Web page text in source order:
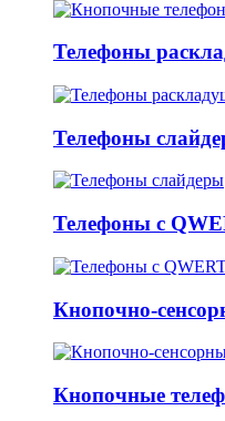
Телефоны
Телефоны
Телефоны с
Кнопочно-
Кнопочные